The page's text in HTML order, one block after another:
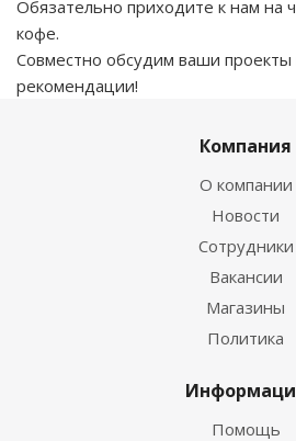
Обязательно приходите к нам на
кофе.
Совместно обсудим ваши
рекомендации!
Компания
О компании
Новости
Сотрудники
Вакансии
Магазины
Политика
Помощь